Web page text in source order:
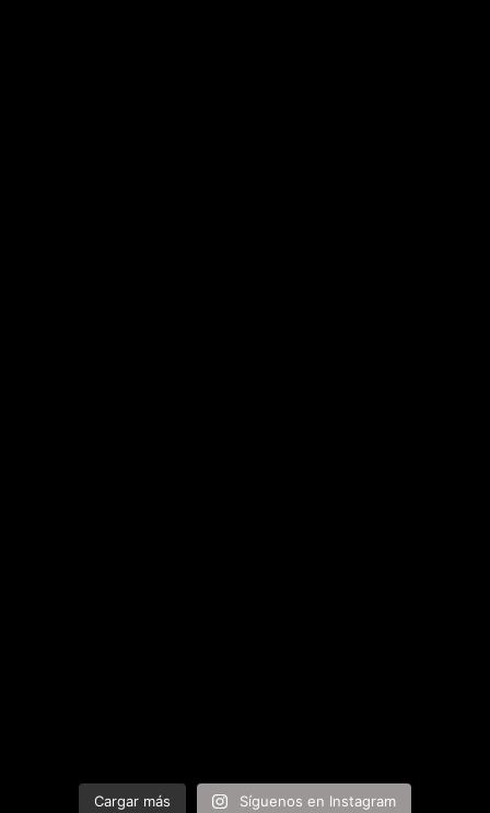
Cargar más Síguenos en Instagram